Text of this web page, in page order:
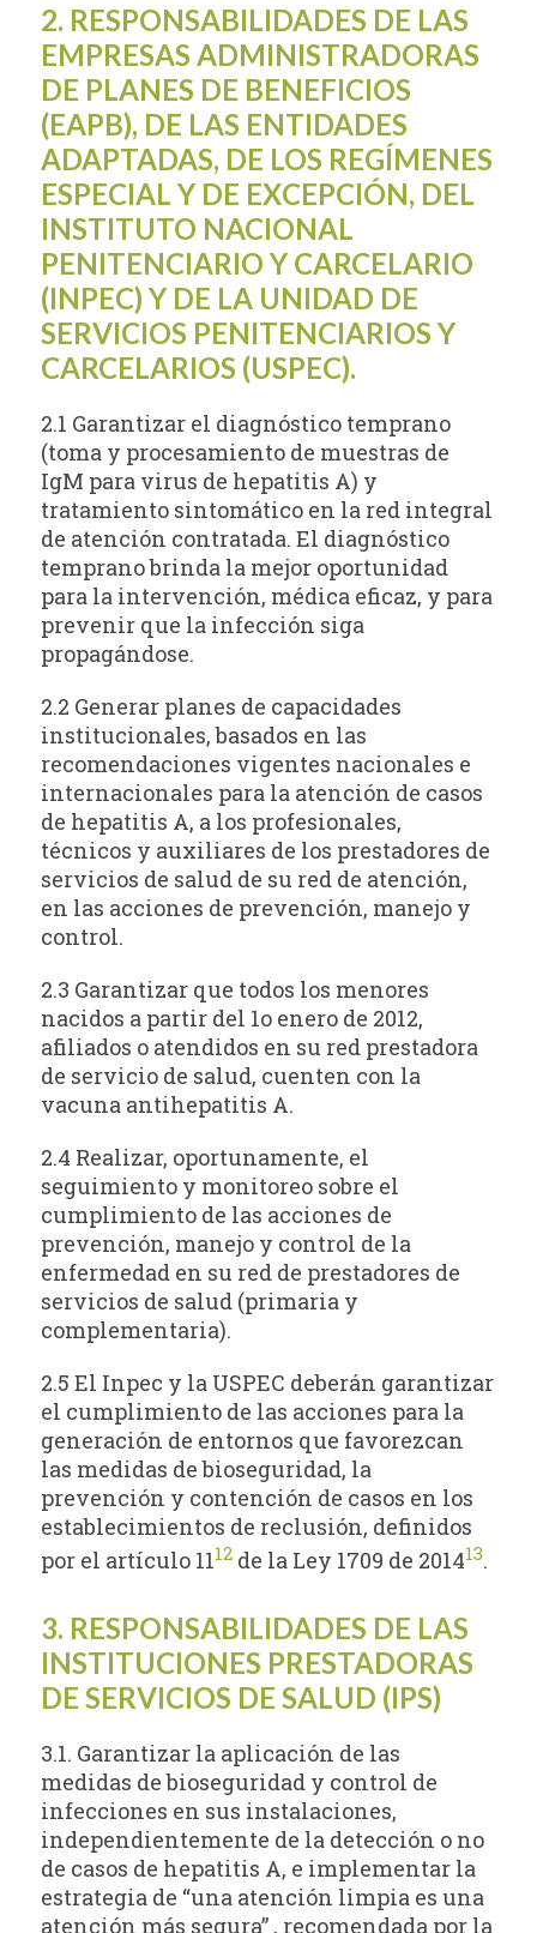
2. RESPONSABILIDADES DE LAS
EMPRESAS ADMINISTRADORAS
DE PLANES DE BENEFICIOS
(EAPB), DE LAS ENTIDADES
ADAPTADAS, DE LOS REGÍMENES
ESPECIAL Y DE EXCEPCIÓN, DEL
INSTITUTO NACIONAL
PENITENCIARIO Y CARCELARIO
(INPEC) Y DE LA UNIDAD DE
SERVICIOS PENITENCIARIOS Y
CARCELARIOS (USPEC).
2.1 Garantizar el diagnóstico temprano
(toma y procesamiento de muestras de
IgM para virus de hepatitis A) y
tratamiento sintomático en la red integral
de atención contratada. El diagnóstico
temprano brinda la mejor oportunidad
para la intervención, médica eficaz, y para
prevenir que la infección siga
propagándose.
2.2 Generar planes de capacidades
institucionales, basados en las
recomendaciones vigentes nacionales e
internacionales para la atención de casos
de hepatitis A, a los profesionales,
técnicos y auxiliares de los prestadores de
servicios de salud de su red de atención,
en las acciones de prevención, manejo y
control.
2.3 Garantizar que todos los menores
nacidos a partir del 1o enero de 2012,
afiliados o atendidos en su red prestadora
de servicio de salud, cuenten con la
vacuna antihepatitis A.
2.4 Realizar, oportunamente, el
seguimiento y monitoreo sobre el
cumplimiento de las acciones de
prevención, manejo y control de la
enfermedad en su red de prestadores de
servicios de salud (primaria y
complementaria).
2.5 El Inpec y la USPEC deberán garantizar
el cumplimiento de las acciones para la
generación de entornos que favorezcan
las medidas de bioseguridad, la
prevención y contención de casos en los
establecimientos de reclusión, definidos
por el artículo 1112 de la Ley 1709 de 201413.
3. RESPONSABILIDADES DE LAS
INSTITUCIONES PRESTADORAS
DE SERVICIOS DE SALUD (IPS)
3.1. Garantizar la aplicación de las
medidas de bioseguridad y control de
infecciones en sus instalaciones,
independientemente de la detección o no
de casos de hepatitis A, e implementar la
estrategia de “una atención limpia es una
atención más segura” , recomendada por la